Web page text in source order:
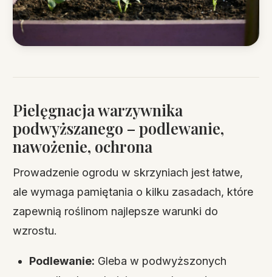
Pielęgnacja warzywnika
podwyższanego – podlewanie,
nawożenie, ochrona
Prowadzenie ogrodu w skrzyniach jest łatwe,
ale wymaga pamiętania o kilku zasadach, które
zapewnią roślinom najlepsze warunki do
wzrostu.
Podlewanie: Gleba w podwyższonych